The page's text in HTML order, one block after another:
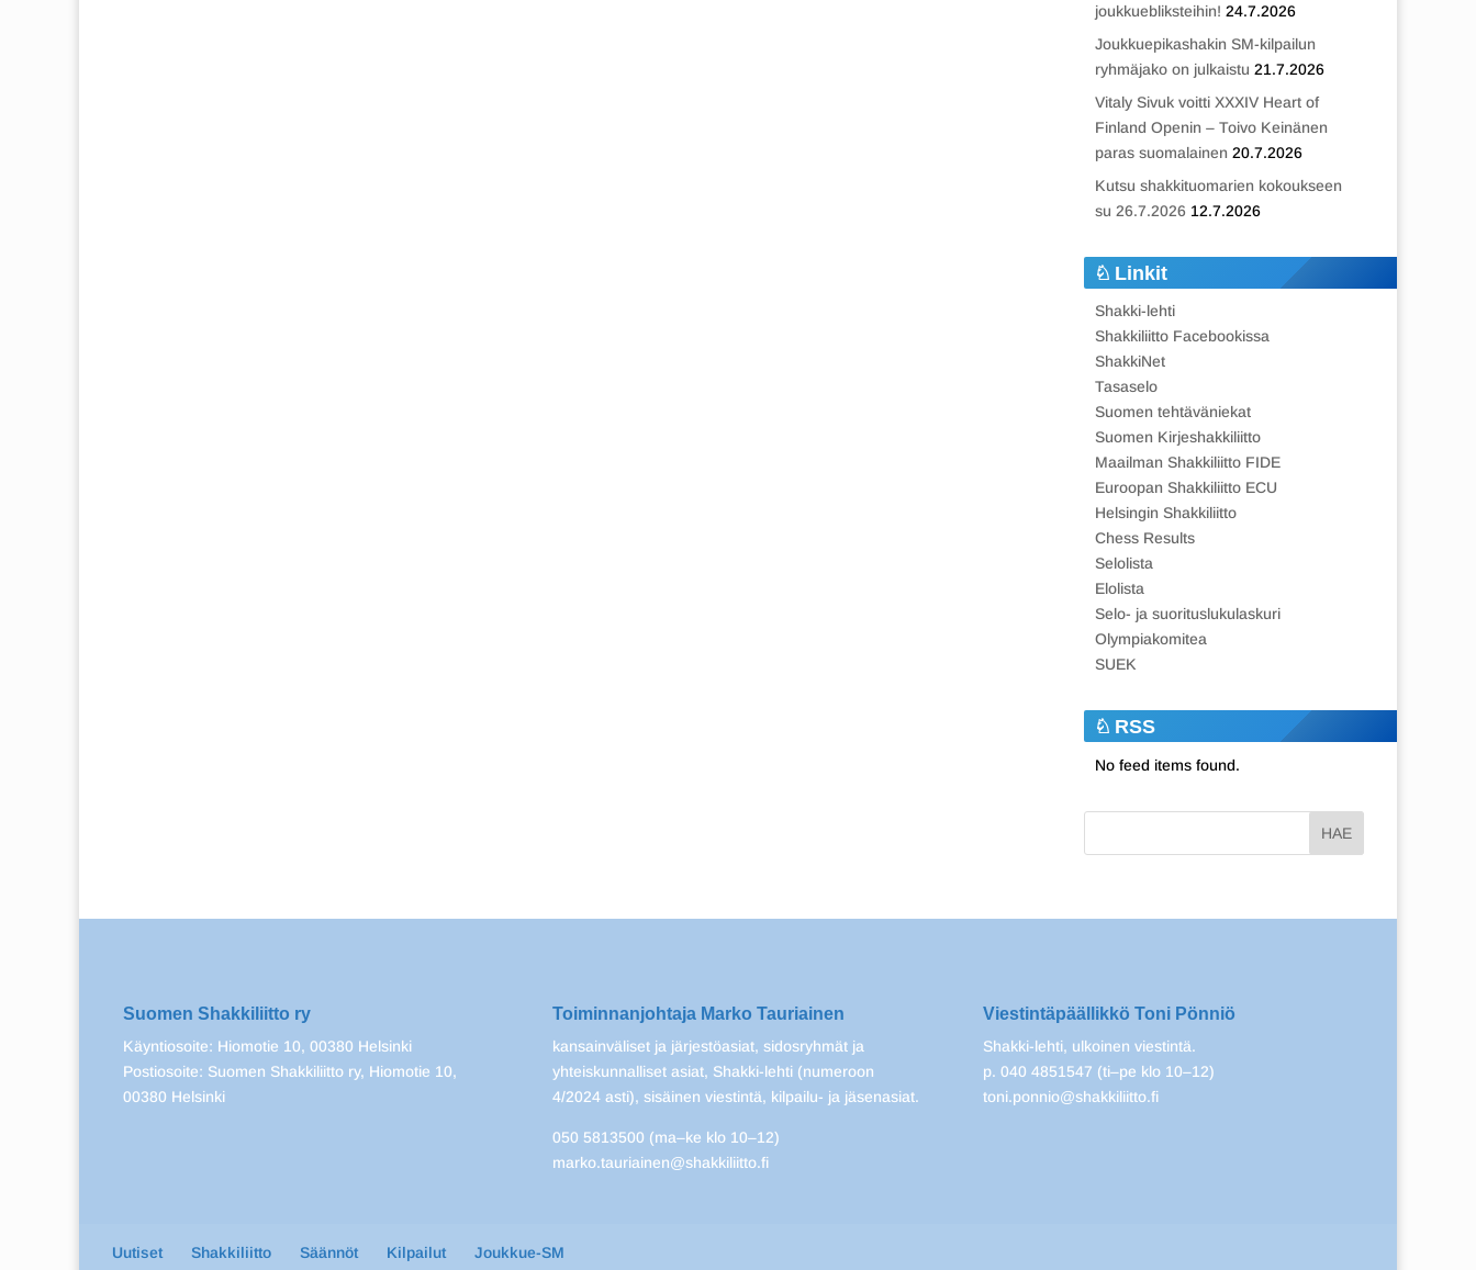
joukkuebliksteihin! 24.7.2026
Joukkuepikashakin SM-kilpailun
ryhmäjako on julkaistu 21.7.2026
Vitaly Sivuk voitti XXXIV Heart of
Finland Openin – Toivo Keinänen
paras suomalainen 20.7.2026
Kutsu shakkituomarien kokoukseen
su 26.7.2026 12.7.2026
Linkit
Shakki-lehti
Shakkiliitto Facebookissa
ShakkiNet
Tasaselo
Suomen tehtäväniekat
Suomen Kirjeshakkiliitto
Maailman Shakkiliitto FIDE
Euroopan Shakkiliitto ECU
Helsingin Shakkiliitto
Chess Results
Selolista
Elolista
Selo- ja suorituslukulaskuri
Olympiakomitea
SUEK
RSS
No feed items found.
Suomen Shakkiliitto ry
Käyntiosoite: Hiomotie 10, 00380 Helsinki
Postiosoite: Suomen Shakkiliitto ry, Hiomotie 10,
00380 Helsinki
Toiminnanjohtaja Marko Tauriainen
kansainväliset ja järjestöasiat, sidosryhmät ja
yhteiskunnalliset asiat, Shakki-lehti (numeroon
4/2024 asti), sisäinen viestintä, kilpailu- ja jäsenasiat.
050 5813500 (ma–ke klo 10–12)
marko.tauriainen@shakkiliitto.fi
Viestintäpäällikkö Toni Pönniö
Shakki-lehti, ulkoinen viestintä.
p. 040 4851547 (ti–pe klo 10–12)
toni.ponnio@shakkiliitto.fi
Uutiset Shakkiliitto Säännöt Kilpailut Joukkue-SM